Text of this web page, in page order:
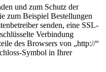
und zum Schutz der
zum Beispiel Bestellungen
senden, eine SSL-
Verbindung
des Browsers von „http://“
Symbol in Ihrer